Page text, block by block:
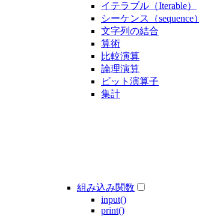
イテラブル（Iterable）
シーケンス（sequence）
文字列の結合
算術
比較演算
論理演算
ビット演算子
集計
組み込み関数
input()
print()